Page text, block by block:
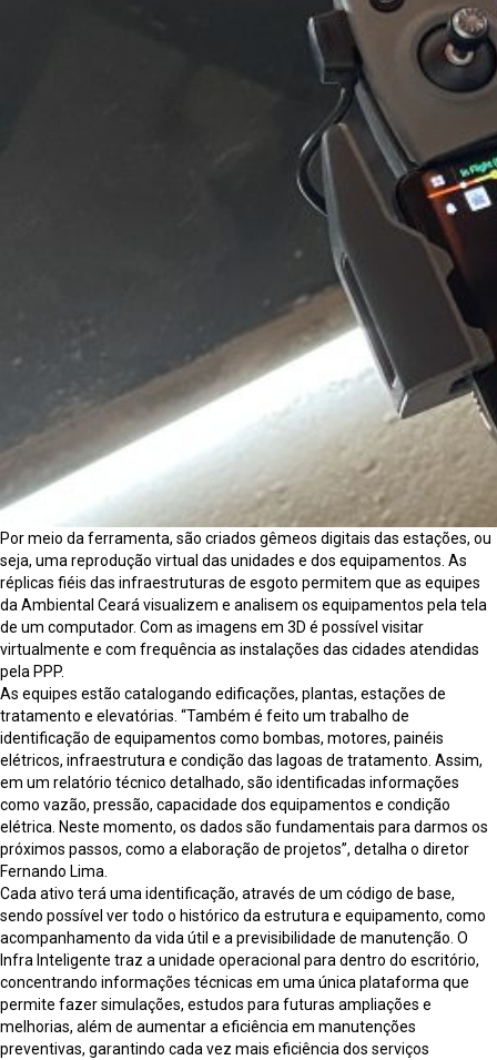
Por meio da ferramenta, são criados gêmeos digitais das estações, ou
seja, uma reprodução virtual das unidades e dos equipamentos. As
réplicas fiéis das infraestruturas de esgoto permitem que as equipes
da Ambiental Ceará visualizem e analisem os equipamentos pela tela
de um computador. Com as imagens em 3D é possível visitar
virtualmente e com frequência as instalações das cidades atendidas
pela PPP.
As equipes estão catalogando edificações, plantas, estações de
tratamento e elevatórias. “Também é feito um trabalho de
identificação de equipamentos como bombas, motores, painéis
elétricos, infraestrutura e condição das lagoas de tratamento. Assim,
em um relatório técnico detalhado, são identificadas informações
como vazão, pressão, capacidade dos equipamentos e condição
elétrica. Neste momento, os dados são fundamentais para darmos os
próximos passos, como a elaboração de projetos”, detalha o diretor
Fernando Lima.
Cada ativo terá uma identificação, através de um código de base,
sendo possível ver todo o histórico da estrutura e equipamento, como
acompanhamento da vida útil e a previsibilidade de manutenção. O
Infra Inteligente traz a unidade operacional para dentro do escritório,
concentrando informações técnicas em uma única plataforma que
permite fazer simulações, estudos para futuras ampliações e
melhorias, além de aumentar a eficiência em manutenções
preventivas, garantindo cada vez mais eficiência dos serviços